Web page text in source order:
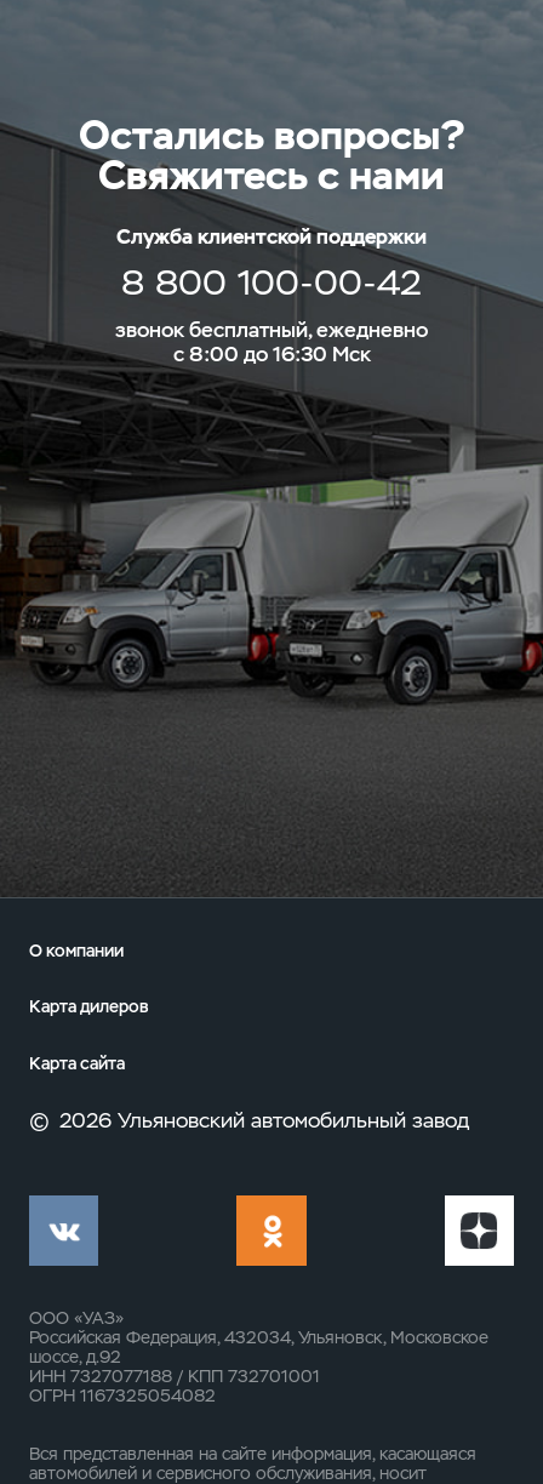
Остались вопросы?
Свяжитесь с нами
Служба клиентской поддержки
8 800 100-00-42
звонок бесплатный, ежедневно
с 8:00 до 16:30 Мск
О компании
Карта дилеров
Карта сайта
© 2026 Ульяновский автомобильный завод
ООО «УАЗ»
Российская Федерация, 432034, Ульяновск, Московское
шоссе, д.92
ИНН 7327077188 / КПП 732701001
ОГРН 1167325054082
Вся представленная на сайте информация, касающаяся
автомобилей и сервисного обслуживания, носит